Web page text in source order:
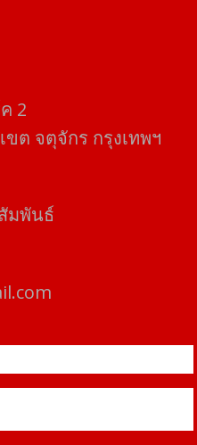
2
ต​ จตุจักร​ กรุงเทพฯ
มพันธ์